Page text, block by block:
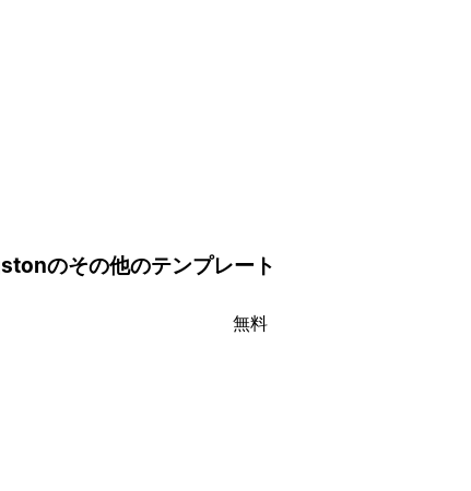
のその他のテンプレート
無料